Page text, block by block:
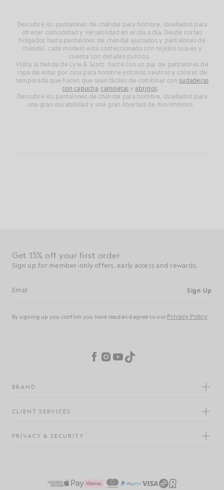
Descubre los pantalones de chándal para hombre, diseñados para
ofrecer comodidad y versatilidad en el día a día. Desde cortes
holgados hasta pantalones de chándal ajustados y pantalones de
chándal, cada modelo está confeccionado con tejidos suaves y
cuenta con detalles pulcros.
Visita la tienda de Lyle & Scott hazte con un par de pantalones de
ropa de estar por casa para hombre entonos neutros y colores de
temporada que hacen que sean fáciles de combinar con sudaderas
con capucha,camisetasy abrigos.
Descubre los pantalones de chándal para hombre, diseñados para
una gran durabilidad y una gran libertad de movimiento.
acceso anticipado y recompensas.
Dirección de correo electrónico
privacidad
Facebook
Instagram
YouTube
TikTok
MARCA
SERVICIOS AL CLIENTE
PRIVACIDAD Y SEGURIDAD